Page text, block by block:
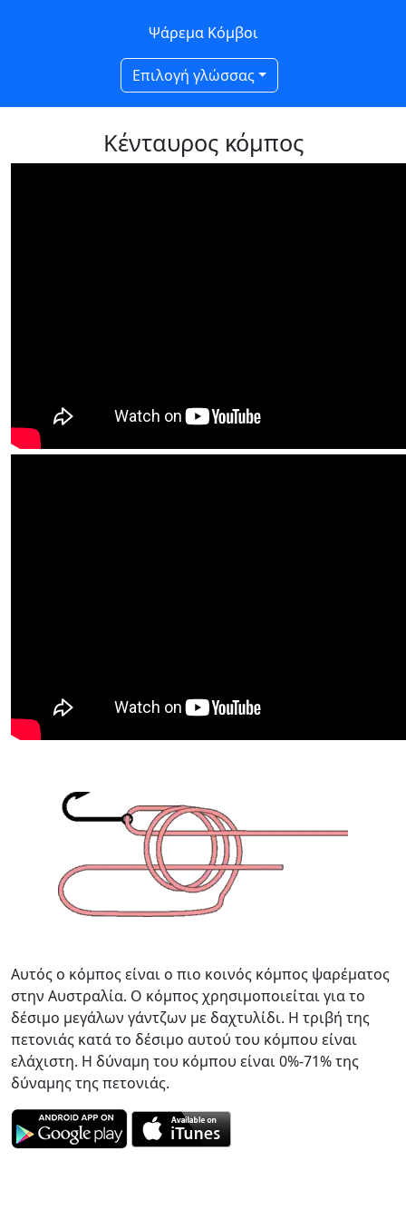
Ψάρεμα Κόμβοι
Επιλογή γλώσσας
Κένταυρος κόμπος
Αυτός ο κόμπος είναι ο πιο κοινός κόμπος ψαρέματος
στην Αυστραλία. Ο κόμπος χρησιμοποιείται για το
δέσιμο μεγάλων γάντζων με δαχτυλίδι. Η τριβή της
πετονιάς κατά το δέσιμο αυτού του κόμπου είναι
ελάχιστη. Η δύναμη του κόμπου είναι 0%-71% της
δύναμης της πετονιάς.